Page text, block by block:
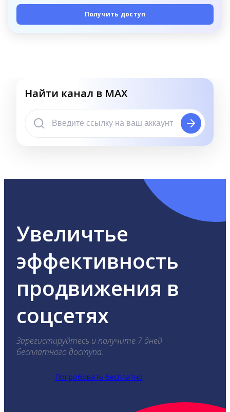
Получить доступ
Найти канал в MAX
Увеличтье
эффективность
продвижения в
соцсетях
Зарегистируйтесь и получите 7 дней
бесплатного доступа.
Попробовать бесплатно